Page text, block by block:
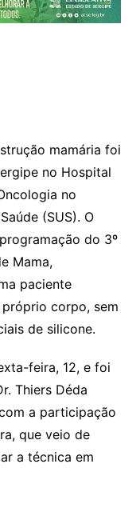
mamária foi
no Hospital
no
(SUS). O
do 3º
Mama,
paciente
corpo, sem
de silicone.
feira, 12, e foi
Thiers Déda
a participação
que veio de
a técnica em